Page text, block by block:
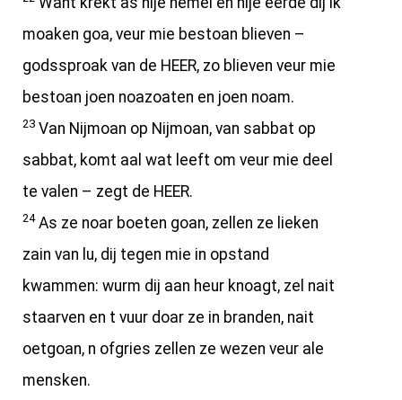
moaken goa, veur mie bestoan blieven –
godssproak van de HEER, zo blieven veur mie
bestoan joen noazoaten en joen noam.
23 Van Nijmoan op Nijmoan, van sabbat op
sabbat, komt aal wat leeft om veur mie deel
te valen – zegt de HEER.
24As ze noar boeten goan, zellen ze lieken
zain van lu, dij tegen mie in opstand
kwammen: wurm dij aan heur knoagt, zel nait
staarven en t vuur doar ze in branden, nait
oetgoan, n ofgries zellen ze wezen veur ale
mensken.